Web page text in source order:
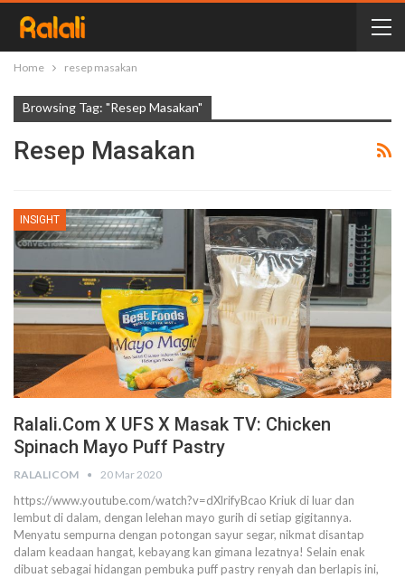
Home resep masakan
Browsing Tag: "resep Masakan"
Resep Masakan
INSIGHT
Ralali.com X UFS X Masak TV: Chicken
Spinach Mayo Puff Pastry
RALALICOM 20 Mar 2020
https://www.youtube.com/watch?v=dXlrifyBcao Kriuk di luar dan
lembut di dalam, dengan lelehan mayo gurih di setiap gigitannya.
Menyatu sempurna dengan potongan sayur segar, nikmat disantap
dalam keadaan hangat, kebayang kan gimana lezatnya! Selain enak
dibuat sebagai hidangan pembuka puff pastry renyah dan berlapis ini,